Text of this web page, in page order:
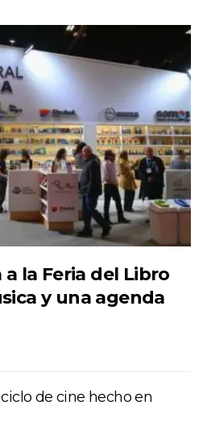
la Feria del Libro
y una agenda
de cine hecho en